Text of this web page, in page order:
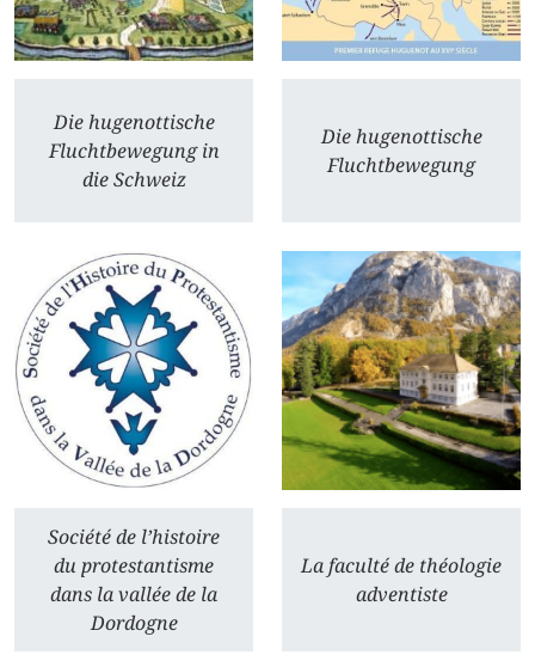
Die hugenottische
Fluchtbewegung in
die Schweiz
Die hugenottische
Fluchtbewegung
Société de l’histoire
du protestantisme
dans la vallée de la
Dordogne
La faculté de théologie
adventiste